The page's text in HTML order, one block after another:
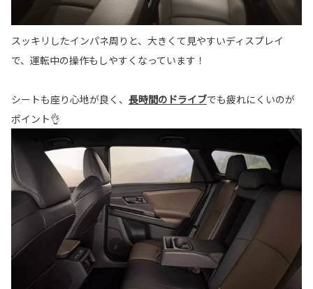
スッキリしたインパネ周りと、大きくて見やすいディスプレイ
で、運転中の操作もしやすくなっています！
シートも座り心地が良く、 長時間のドライブでも疲れにくいのが
ポイント👌